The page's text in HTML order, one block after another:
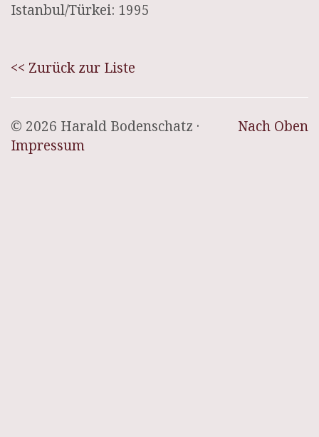
Istanbul/Türkei: 1995
<< Zurück zur Liste
Nach Oben
© 2026 Harald Bodenschatz ·
Impressum